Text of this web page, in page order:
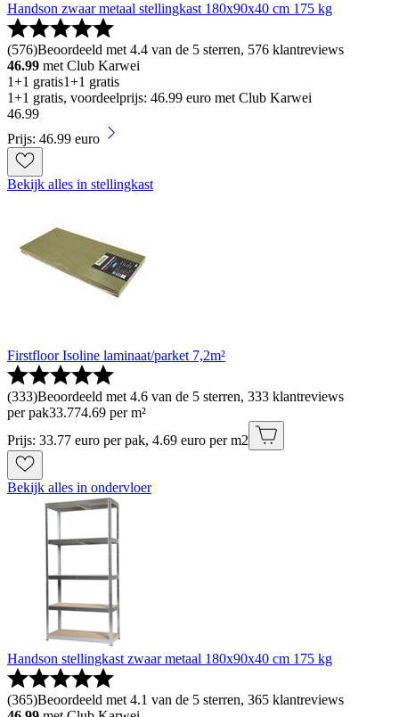
Handson zwaar metaal stellingkast 180x90x40 cm 175 kg
(576)Beoordeeld met 4.4 van de 5 sterren, 576 klantreviews
46.99 met Club Karwei
1+1 gratis1+1 gratis
1+1 gratis, voordeelprijs: 46.99 euro met Club Karwei
46.99
Prijs: 46.99 euro
Bekijk alles in stellingkast
Firstfloor Isoline laminaat/parket 7,2m²
(333)Beoordeeld met 4.6 van de 5 sterren, 333 klantreviews
per pak33.774.69 per m²
Prijs: 33.77 euro per pak, 4.69 euro per m2
Bekijk alles in ondervloer
Handson stellingkast zwaar metaal 180x90x40 cm 175 kg
(365)Beoordeeld met 4.1 van de 5 sterren, 365 klantreviews